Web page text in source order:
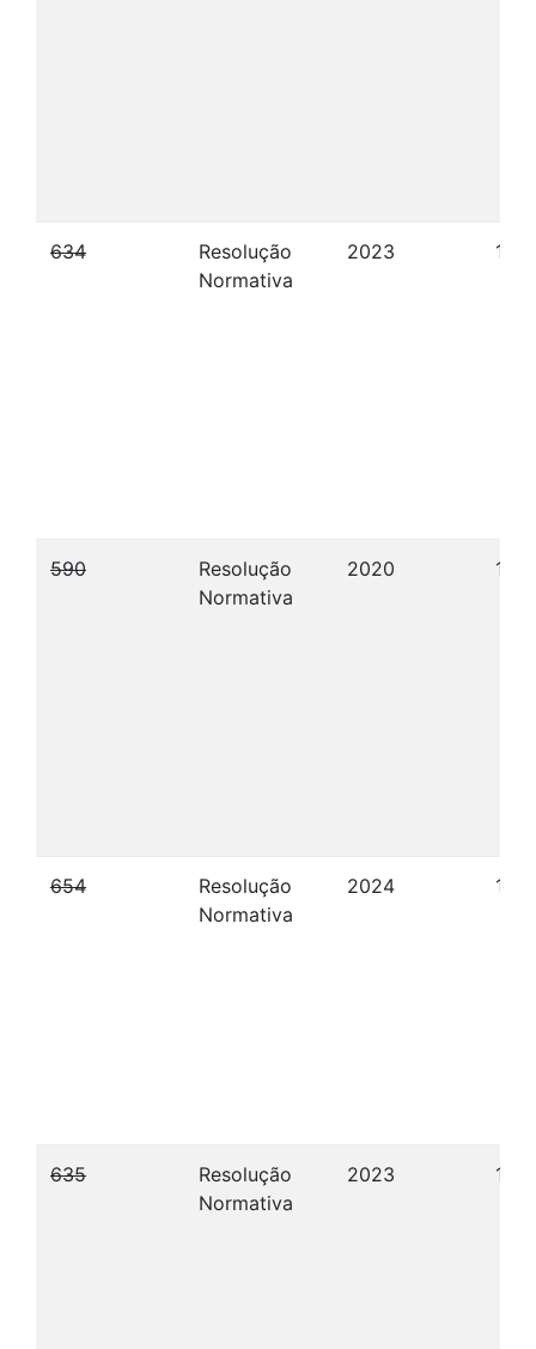
634
Resolução
Normativa
2023 10/
590
Resolução
Normativa
2020 17/
654
Resolução
Normativa
2024 12/
635
Resolução
Normativa
2023 13/